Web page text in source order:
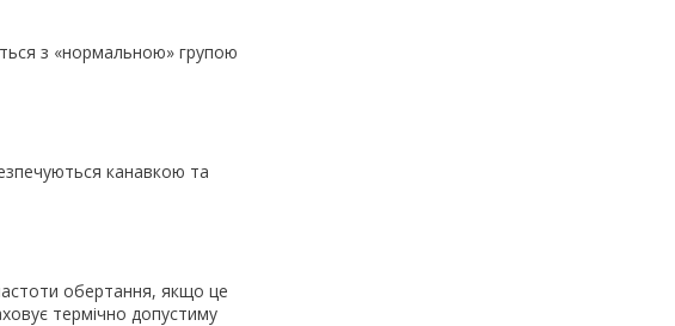
з «нормальною» групою
канавкою та
обертання, якщо це
термічно допустиму